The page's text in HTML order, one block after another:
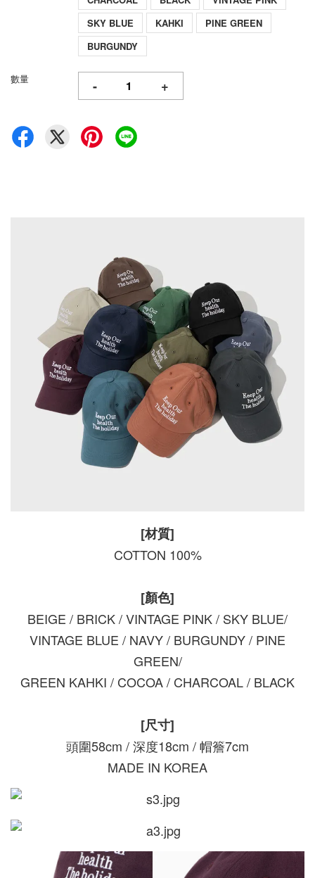
SKY BLUE
KAHKI
PINE GREEN
BURGUNDY
數量 - +
[材質]
COTTON 100%
[顏色]
BEIGE / BRICK / VINTAGE PINK / SKY BLUE/
VINTAGE BLUE / NAVY / BURGUNDY / PINE
GREEN/
GREEN KAHKI / COCOA / CHARCOAL / BLACK
[尺寸]
頭圍58cm / 深度18cm / 帽簷7cm
MADE IN KOREA